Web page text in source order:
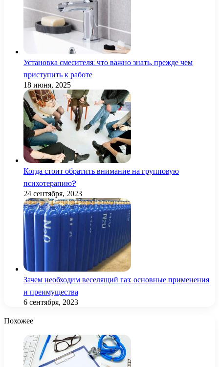
Установка смесителя: что важно знать, прежде чем
приступить к работе
18 июня, 2025
Когда стоит обратить внимание на групповую
психотерапию?
24 сентября, 2023
Зачем необходим веселящий газ: основные применения
и преимущества
6 сентября, 2023
Похожее